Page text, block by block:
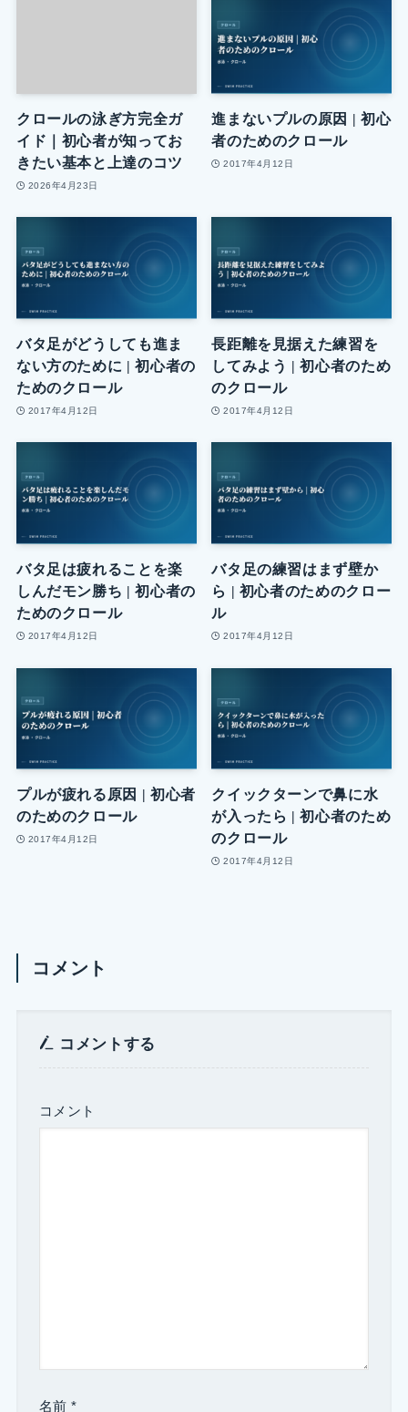
クロールの泳ぎ方完全ガ
イド｜初心者が知ってお
きたい基本と上達のコツ
2026年4月23日
進まないプルの原因 | 初心
者のためのクロール
2017年4月12日
バタ足がどうしても進ま
ない方のために | 初心者の
ためのクロール
2017年4月12日
長距離を見据えた練習を
してみよう | 初心者のため
のクロール
2017年4月12日
バタ足は疲れることを楽
しんだモン勝ち | 初心者の
ためのクロール
2017年4月12日
バタ足の練習はまず壁か
ら | 初心者のためのクロー
ル
2017年4月12日
プルが疲れる原因 | 初心者
のためのクロール
2017年4月12日
クイックターンで鼻に水
が入ったら | 初心者のため
のクロール
2017年4月12日
コメント
コメントする
コメント
名前*